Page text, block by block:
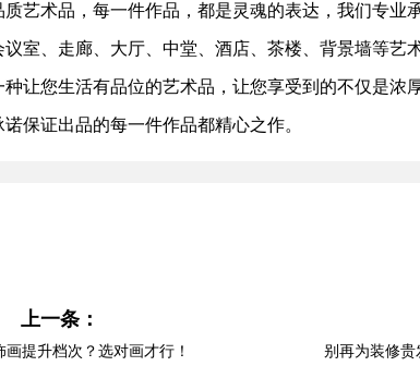
艺术品，每一件作品，都是灵魂的表达，我们专业
室、走廊、大厅、中堂、酒店、茶楼、背景墙等艺
让您生活有品位的艺术品，让您享受到的不仅是浓
保证出品的每一件作品都精心之作。
上一条：
画提升档次？选对画才行！ 别再为装修贵